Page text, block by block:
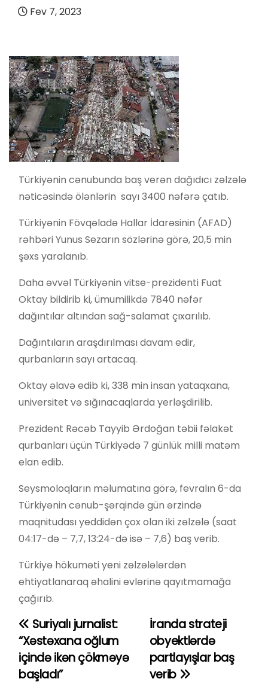
Fev 7, 2023
Türkiyənin cənubunda baş verən dağıdıcı zəlzələ
nəticəsində ölənlərin sayı 3400 nəfərə çatıb.
Türkiyənin Fövqəladə Hallar İdarəsinin (AFAD)
rəhbəri Yunus Sezarın sözlərinə görə, 20,5 min
şəxs yaralanıb.
Daha əvvəl Türkiyənin vitse-prezidenti Fuat
Oktay bildirib ki, ümumilikdə 7840 nəfər
dağıntılar altından sağ-salamat çıxarılıb.
Dağıntıların araşdırılması davam edir,
qurbanların sayı artacaq.
Oktay əlavə edib ki, 338 min insan yataqxana,
universitet və sığınacaqlarda yerləşdirilib.
Prezident Rəcəb Tayyib Ərdoğan təbii fəlakət
qurbanları üçün Türkiyədə 7 günlük milli matəm
elan edib.
Seysmoloqların məlumatına görə, fevralın 6-da
Türkiyənin cənub-şərqində gün ərzində
maqnitudası yeddidən çox olan iki zəlzələ (saat
04:17-də – 7,7, 13:24-də isə – 7,6) baş verib.
Türkiyə hökuməti yeni zəlzələlərdən
ehtiyatlanaraq əhalini evlərinə qayıtmamağa
çağırıb.
Y
a
z
İranda strateji
obyektlərdə
partlayışlar baş
verib
Suriyalı jurnalist:
“Xəstəxana oğlum
içində ikən çökməyə
başladı”